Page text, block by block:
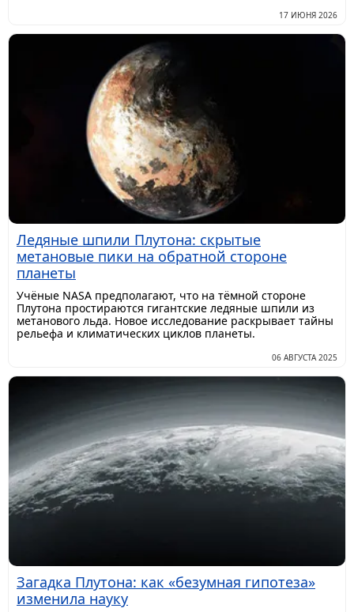
17 ИЮНЯ 2026
Ледяные шпили Плутона: скрытые
метановые пики на обратной стороне
планеты
Учёные NASA предполагают, что на тёмной стороне
Плутона простираются гигантские ледяные шпили из
метанового льда. Новое исследование раскрывает тайны
рельефа и климатических циклов планеты.
06 АВГУСТА 2025
Загадка Плутона: как «безумная гипотеза»
изменила науку